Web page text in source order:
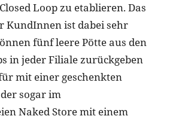
Loop zu etablieren. Das
KundInnen ist dabei sehr
fünf leere Pötte aus den
in jeder Filiale zurückgeben
mit einer geschenkten
sogar im
Naked Store mit einem